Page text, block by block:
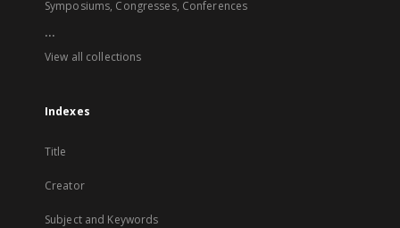
Symposiums, Congresses, Conferences
...
View all collections
Indexes
Title
Creator
Subject and Keywords